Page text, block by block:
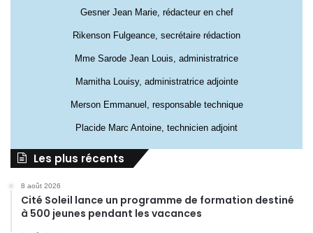
Gesner Jean Marie, rédacteur en chef
Rikenson Fulgeance, secrétaire rédaction
Mme Sarode Jean Louis, administratrice
Mamitha Louisy, administratrice adjointe
Merson Emmanuel, responsable technique
Placide Marc Antoine, technicien adjoint
Les plus récents
8 août 2026
Cité Soleil lance un programme de formation destiné
à 500 jeunes pendant les vacances